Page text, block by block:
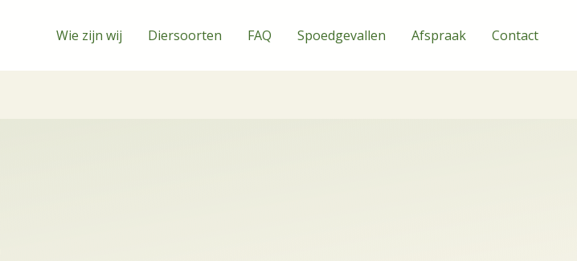
Wie zijn wij Diersoorten FAQ Spoedgevallen Afspraak Contact